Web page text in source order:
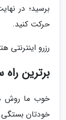
برسید؛ در
حرکت کنید.
رزرو اینترنتی
برترین
خوب ما روش
خودتان بستگی